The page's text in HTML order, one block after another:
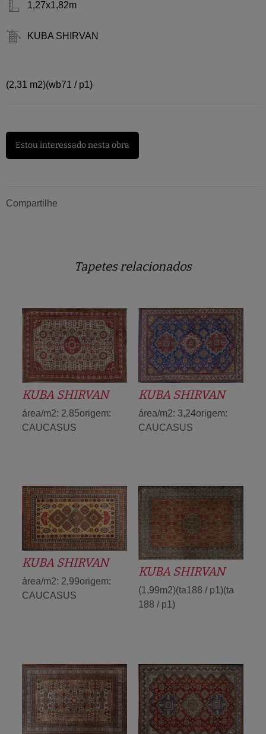
1,27x1,82m
KUBA SHIRVAN
(2,31 m2)(wb71 / p1)
Estou interessado nesta obra
Compartilhe
Tapetes relacionados
KUBA SHIRVAN
área/m2: 2,85origem:
CAUCASUS
KUBA SHIRVAN
área/m2: 3,24origem:
CAUCASUS
KUBA SHIRVAN
área/m2: 2,99origem:
CAUCASUS
KUBA SHIRVAN
(1,99m2)(ta188 / p1)(ta
188 / p1)